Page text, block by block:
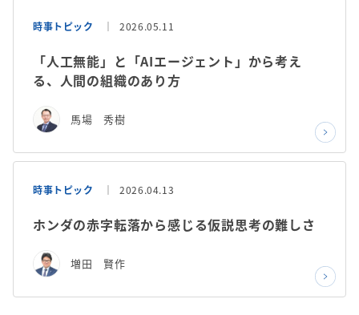
時事トピック 2026.05.11
「人工無能」と「AIエージェント」から考え
る、人間の組織のあり方
馬場 秀樹
時事トピック 2026.04.13
ホンダの赤字転落から感じる仮説思考の難しさ
増田 賢作